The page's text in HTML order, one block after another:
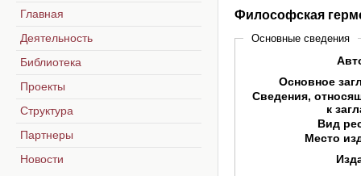
Философская
Основные сведения
Основное
Сведения,
к
Вид
Место
Главная
Деятельность
Библиотека
Проекты
Структура
Партнеры
Новости